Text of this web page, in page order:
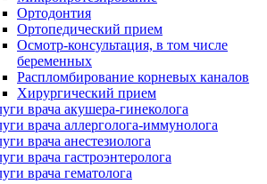
Ортодонтия
Ортопедический прием
Осмотр-консультация, в том числе
беременных
Распломбирование корневых каналов
Хирургический прием
врача акушера-гинеколога
врача аллерголога-иммунолога
врача анестезиолога
врача гастроэнтеролога
врача гематолога